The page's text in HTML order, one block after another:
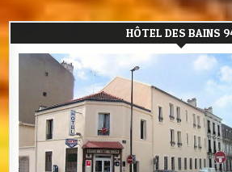
HÔTEL DES BAINS